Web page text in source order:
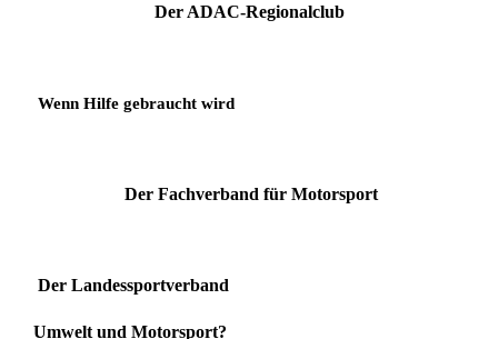
Der ADAC-Regionalclub
Wenn Hilfe gebraucht wird
Der Fachverband für Motorsport
Der Landessportverband
Umwelt und Motorsport?